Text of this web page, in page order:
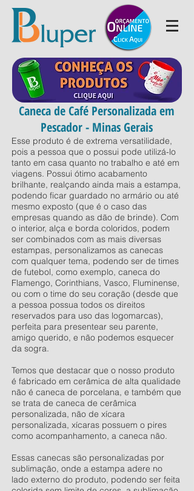
Caneca de Café Personalizada em
Pescador - Minas Gerais
Esse produto é de extrema versatilidade,
pois a pessoa que o possui pode utilizá-lo
tanto em casa quanto no trabalho e até em
viagens. Possui ótimo acabamento
brilhante, realçando ainda mais a estampa,
podendo ficar guardado no armário ou até
mesmo exposto (que é o caso das
empresas quando as dão de brinde). Com
o interior, alça e borda coloridos, podem
ser combinados com as mais diversas
estampas, personalizamos as canecas
com qualquer tema, podendo ser de times
de futebol, como exemplo, caneca do
Flamengo, Corinthians, Vasco, Fluminense,
ou com o time do seu coração (desde que
a pessoa possua todos os direitos
reservados para uso das logomarcas),
perfeita para presentear seu parente,
amigo querido, e não podemos esquecer
da sogra.
Temos que destacar que o nosso produto
é fabricado em cerâmica de alta qualidade
não é caneca de porcelana, e também que
se trata de caneca de cerâmica
personalizada, não de xícara
personalizada, xícaras possuem o pires
como acompanhamento, a caneca não.
Essas canecas são personalizadas por
sublimação, onde a estampa adere no
lado externo do produto, podendo ser feita